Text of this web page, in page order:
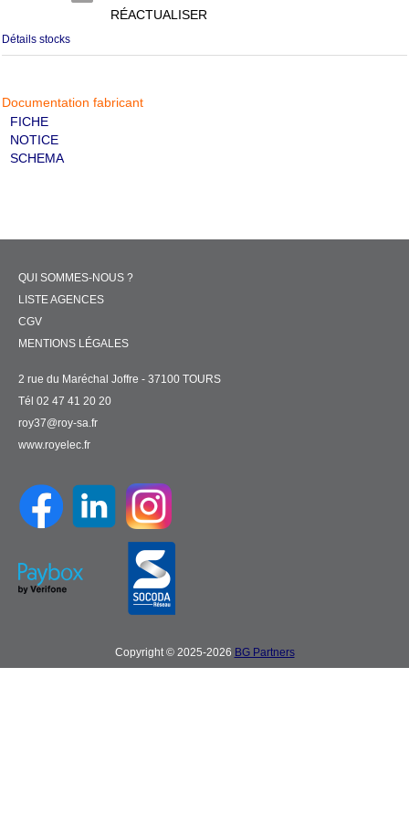
RÉACTUALISER
Détails stocks
Documentation fabricant
FICHE
NOTICE
SCHEMA
QUI SOMMES-NOUS ?
LISTE AGENCES
CGV
MENTIONS LÉGALES
2 rue du Maréchal Joffre - 37100 TOURS
Tél 02 47 41 20 20
roy37@roy-sa.fr
www.royelec.fr
Copyright © 2025-2026 BG Partners